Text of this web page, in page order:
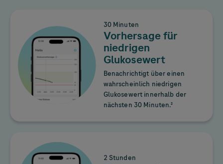
30 Minuten
Vorhersage für
niedrigen
Glukosewert
Benachrichtigt über einen
wahrscheinlich niedrigen
Glukosewert innerhalb der
nächsten 30 Minuten.²
2 Stunden